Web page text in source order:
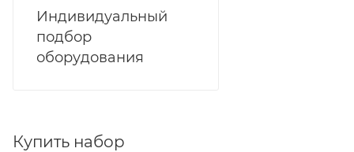
Индивидуальный
подбор
оборудования
Купить набор